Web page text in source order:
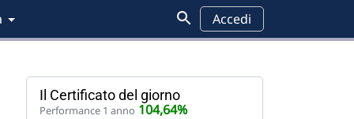
Accedi
Il Certificato del giorno
Performance 1 anno 104,64%